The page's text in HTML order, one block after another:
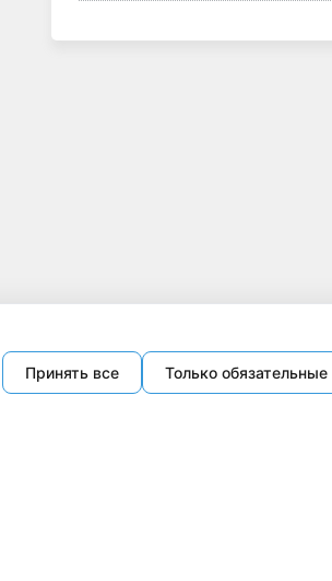
Принять все Только обязательные